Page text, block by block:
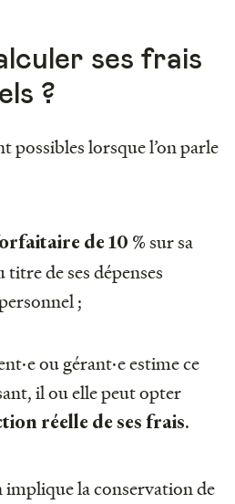
ses frais
?
possibles lorsque l’on parle
de 10 % sur sa
de ses dépenses
;
ou gérant·e estime ce
il ou elle peut opter
réelle de ses frais.
la conservation de